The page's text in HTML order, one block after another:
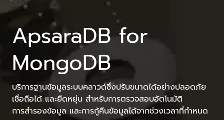
ApsaraDB for
MongoDB
บริการฐานข้อมูลระบบคลาวด์ซึ่งปรับขนาดได้อย่างปลอดภัย
เชื่อถือได้ และยืดหยุ่น สำหรับการตรวจสอบอัตโนมัติ
การสำรองข้อมูล และการกู้คืนข้อมูลได้จากช่วงเวลาที่กำหนด